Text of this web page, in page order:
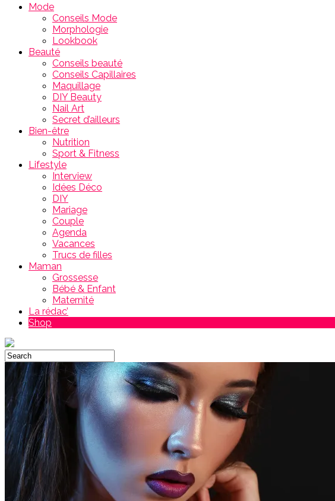
Mode
Conseils Mode
Morphologie
Lookbook
Beauté
Conseils beauté
Conseils Capillaires
Maquillage
DIY Beauty
Nail Art
Secret d’ailleurs
Bien-être
Nutrition
Sport & Fitness
Lifestyle
Interview
Idées Déco
DIY
Mariage
Couple
Agenda
Vacances
Trucs de filles
Maman
Grossesse
Bébé & Enfant
Maternité
La rédac’
Shop